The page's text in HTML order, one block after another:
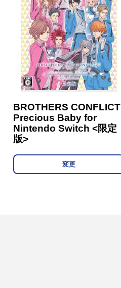
BROTHERS CONFLICT
Precious Baby for
Nintendo Switch <限定
版>
変更